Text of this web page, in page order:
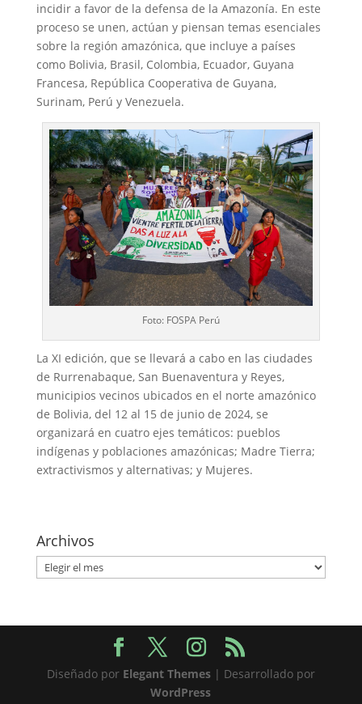
incidir a favor de la defensa de la Amazonía. En este
proceso se unen, actúan y piensan temas esenciales
sobre la región amazónica, que incluye a países
como Bolivia, Brasil, Colombia, Ecuador, Guyana
Francesa, República Cooperativa de Guyana,
Surinam, Perú y Venezuela.
Foto: FOSPA Perú
La XI edición, que se llevará a cabo en las ciudades
de Rurrenabaque, San Buenaventura y Reyes,
municipios vecinos ubicados en el norte amazónico
de Bolivia, del 12 al 15 de junio de 2024, se
organizará en cuatro ejes temáticos: pueblos
indígenas y poblaciones amazónicas; Madre Tierra;
extractivismos y alternativas; y Mujeres.
Archivos
Archivos
Diseñado por Elegant Themes| Desarrollado por
WordPress